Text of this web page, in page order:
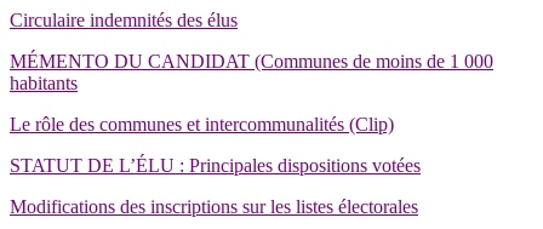
Circulaire indemnités des élus
MÉMENTO DU CANDIDAT (Communes de moins de 1 000
habitants
Le rôle des communes et intercommunalités (Clip)
STATUT DE L’ÉLU : Principales dispositions votées
Modifications des inscriptions sur les listes électorales